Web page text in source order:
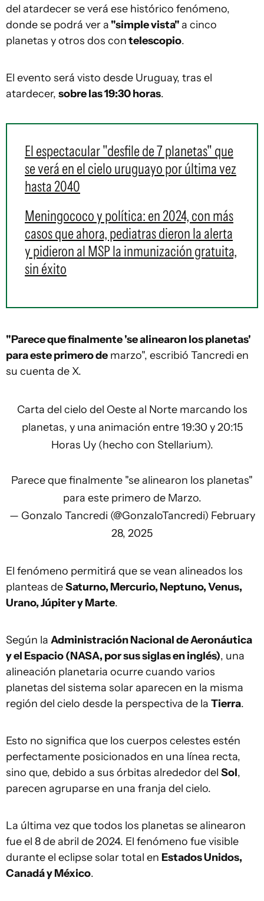
del atardecer se verá ese histórico fenómeno,
donde se podrá ver a "simple vista"a cinco
planetas y otros dos contelescopio.
El evento será visto desde Uruguay, tras el
atardecer, sobre las 19:30 horas.
El espectacular "desfile de 7 planetas" que
se verá en el cielo uruguayo por última vez
hasta 2040
Meningococo y política: en 2024, con más
casos que ahora, pediatras dieron la alerta
y pidieron al MSP la inmunización gratuita,
sin éxito
"Parece que finalmente 'se alinearon los planetas'
para este primero de marzo", escribió Tancredi en
su cuenta de X.
Carta del cielo del Oeste al Norte marcando los
planetas, y una animación entre 19:30 y 20:15
Horas Uy (hecho con Stellarium).
Parece que finalmente "se alinearon los planetas"
para este primero de Marzo.
— Gonzalo Tancredi (@GonzaloTancredi) February
28, 2025
El fenómeno permitirá que se vean alineados los
planteas deSaturno, Mercurio, Neptuno, Venus,
Urano, Júpiter y Marte.
Según la Administración Nacional de Aeronáutica
y el Espacio (NASA, por sus siglas en inglés), una
alineación planetaria ocurre cuando varios
planetas del sistema solar aparecen en la misma
región del cielo desde la perspectiva de la Tierra.
Esto no significa que los cuerpos celestes estén
perfectamente posicionados en una línea recta,
sino que, debido a sus órbitas alrededor del Sol,
parecen agruparse en una franja del cielo.
La última vez que todos los planetas se alinearon
fue el 8 de abril de 2024. El fenómeno fue visible
durante el eclipse solar total en Estados Unidos,
Canadá y México.